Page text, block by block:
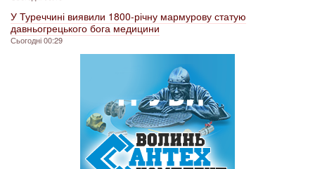
У Туреччині виявили 1800-річну мармурову статую
давньогрецького бога медицини
Сьогодні 00:29